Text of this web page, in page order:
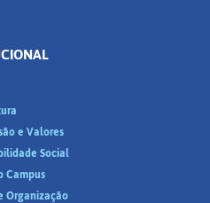
e Valores
Social
Campus
Organização